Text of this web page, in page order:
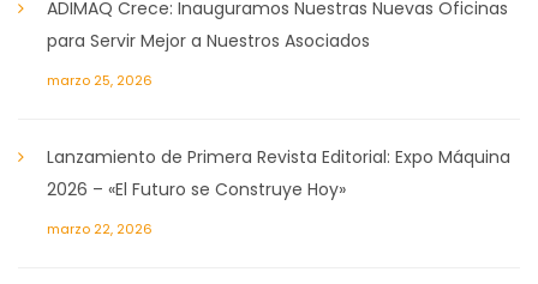
ADIMAQ Crece: Inauguramos Nuestras Nuevas Oficinas
para Servir Mejor a Nuestros Asociados
marzo 25, 2026
Lanzamiento de Primera Revista Editorial: Expo Máquina
2026 – «El Futuro se Construye Hoy»
marzo 22, 2026